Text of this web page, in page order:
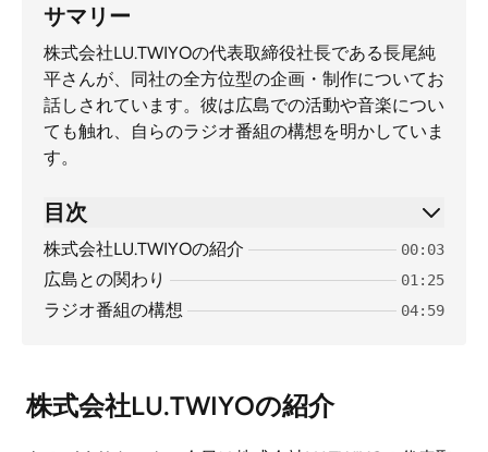
サマリー
株式会社LU.TWIYOの代表取締役社長である長尾純
平さんが、同社の全方位型の企画・制作についてお
話しされています。彼は広島での活動や音楽につい
ても触れ、自らのラジオ番組の構想を明かしていま
す。
目次
株式会社LU.TWIYOの紹介 00:03
広島との関わり 01:25
ラジオ番組の構想 04:59
株式会社LU.TWIYOの紹介